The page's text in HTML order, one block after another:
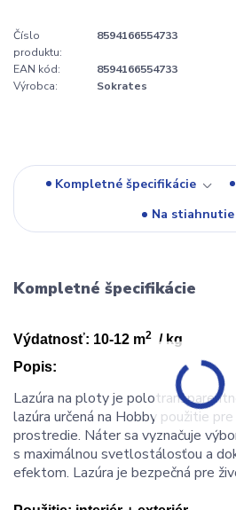
Číslo
produktu:
8594166554733
EAN kód:
8594166554733
Výrobca:
Sokrates
Kompletné špecifikácie
Na stiahnutie
Kompletné špecifikácie
Výdatnosť: 10-12 m2 / kg
Popis:
Lazúra na ploty je
lazúra určená na Hobby použitie
prostredie. Náter sa vyznačuje
s maximálnou svetlostálosťou a
efektom. Lazúra je bezpečná pre